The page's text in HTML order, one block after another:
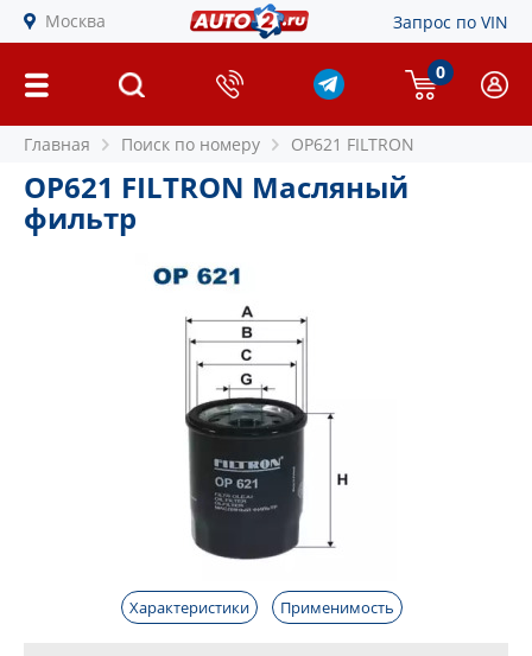
Москва Запрос по VIN
0
Главная Поиск по номеру OP621 FILTRON
OP621 FILTRON Масляный
фильтр
Характеристики Применимость